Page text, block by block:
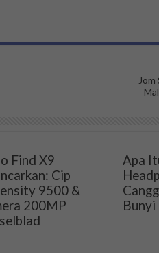
Jom
Find X9
Cip
9500 &
200MP
Apa
Bunyi